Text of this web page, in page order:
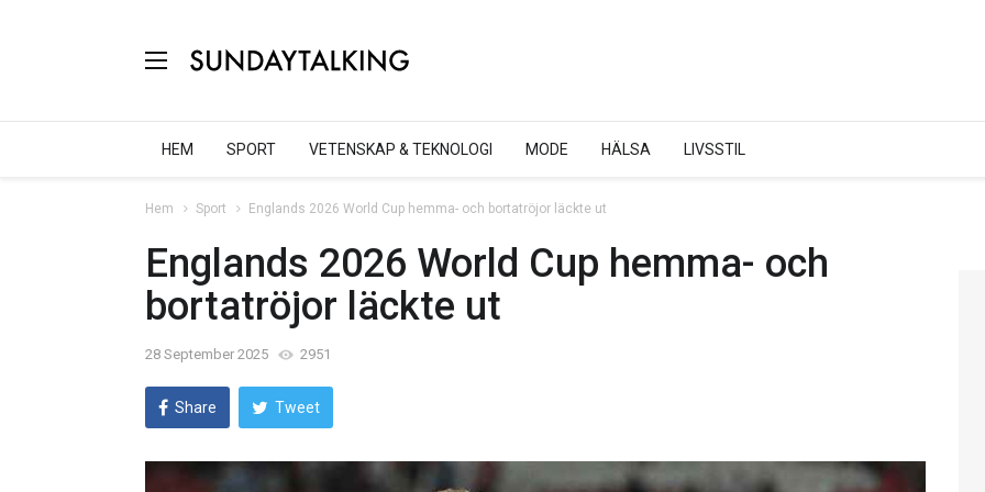
HEM SPORT VETENSKAP & TEKNOLOGI MODE HÄLSA LIVSSTIL
Hem Sport Englands 2026 World Cup hemma- och bortatröjor läckte ut
Englands 2026 World Cup hemma- och
bortatröjor läckte ut
28 September 2025 2951
Share Tweet